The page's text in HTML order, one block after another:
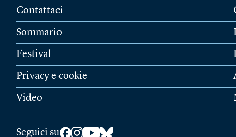
Contattaci
Sommario
Festival
Privacy e cookie
Video
Seguici su